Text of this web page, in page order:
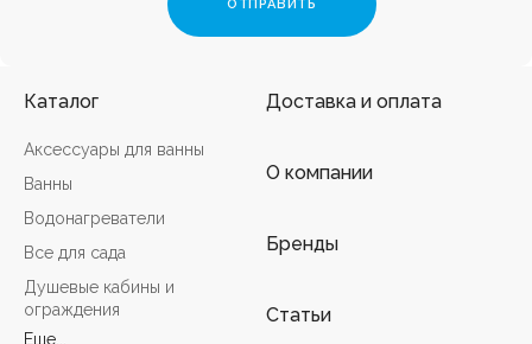
Каталог
Аксессуары для ванны
Ванны
Водонагреватели
Все для сада
Душевые кабины и
ограждения
Еще...
Доставка и оплата
О компании
Бренды
Статьи